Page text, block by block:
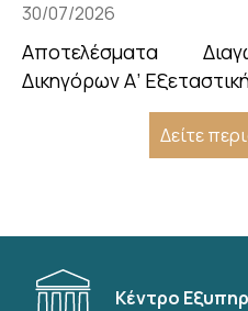
30/07/2026
Αποτελέσματα
Δικηγόρων Α’
Δείτε
Κέντρο